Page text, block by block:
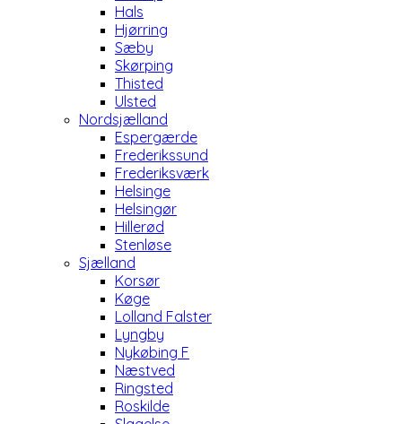
Hals
Hjørring
Sæby
Skørping
Thisted
Ulsted
Nordsjælland
Espergærde
Frederikssund
Frederiksværk
Helsinge
Helsingør
Hillerød
Stenløse
Sjælland
Korsør
Køge
Lolland Falster
Lyngby
Nykøbing F
Næstved
Ringsted
Roskilde